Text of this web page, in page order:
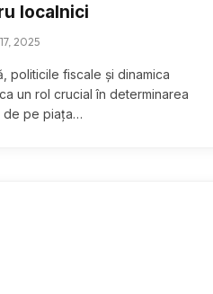
localnici
2025
politicile fiscale și dinamica
un rol crucial în determinarea
de pe piața…